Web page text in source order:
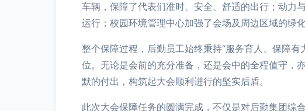
车辆，保障了代表们准时、安全、舒适的出行；动力
运行；校园环境管理中心加强了会场及周边区域的绿
整个保障过程，后勤员工始终秉持“服务育人、保障
位。无论是会前的充分准备，还是会中的全程值守，
默的付出，构筑起大会顺利进行的坚实后盾。
此次大会保障任务的圆满完成，不仅是对后勤集团综